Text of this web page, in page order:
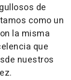
de
como un
la misma
que
nuestros